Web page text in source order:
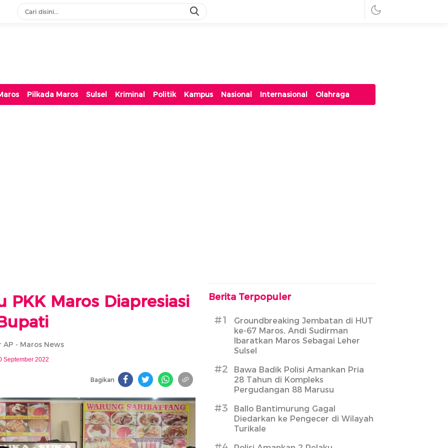
Pilkada Maros Sulsel Kriminal Politik Kampus Nasional Internasional Olahraga
PKK Maros Diapresiasi
AP - Maros News
September 2022
Bagikan
Berita Terpopuler
#1
Groundbreaking Jembatan di HUT
ke-67 Maros, Andi Sudirman
Ibaratkan Maros Sebagai Leher
Sulsel
#2
Bawa Badik Polisi Amankan Pria
28 Tahun di Kompleks
Pergudangan 88 Marusu
#3
Ballo Bantimurung Gagal
Diedarkan ke Pengecer di Wilayah
Turikale